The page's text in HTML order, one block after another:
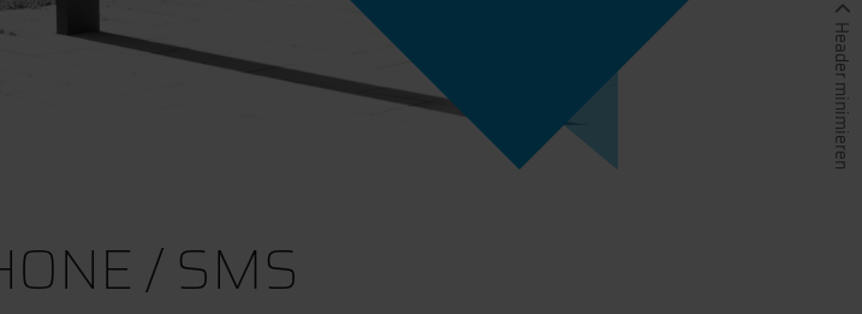
Header minimieren
/ SMS